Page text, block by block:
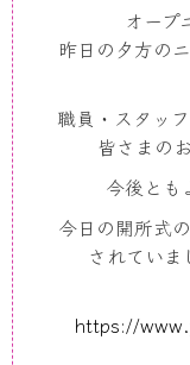
オープ
昨日の夕方の
職員・スタッ
皆さまの
今後とも
今日の開所式
されていま
https://